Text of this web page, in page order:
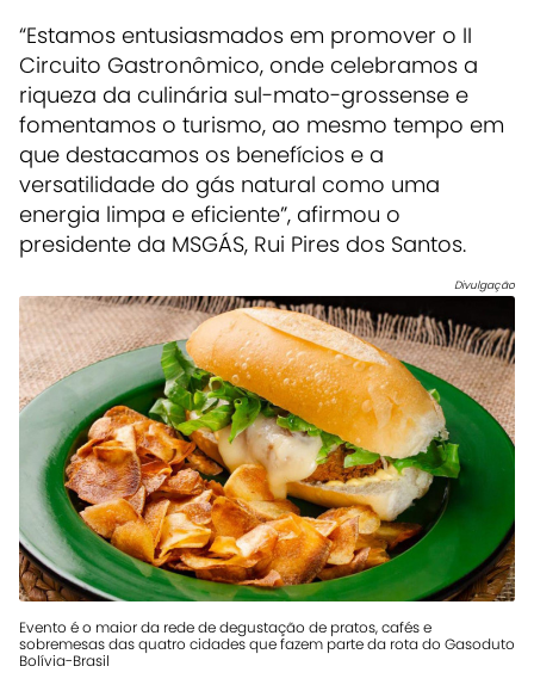
“Estamos entusiasmados em promover o II
Circuito Gastronômico, onde celebramos a
riqueza da culinária sul-mato-grossense e
fomentamos o turismo, ao mesmo tempo em
que destacamos os benefícios e a
versatilidade do gás natural como uma
energia limpa e eficiente”, afirmou o
presidente da MSGÁS, Rui Pires dos Santos.
Divulgação
Evento é o maior da rede de degustação de pratos, cafés e
sobremesas das quatro cidades que fazem parte da rota do Gasoduto
Bolívia-Brasil